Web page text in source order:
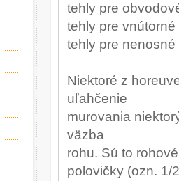
tehly pre
tehly pre
tehly pre nenosné
Niektoré z
uľahčenie
murovania
väzba
rohu. Sú to
polovičky (ozn. 1/